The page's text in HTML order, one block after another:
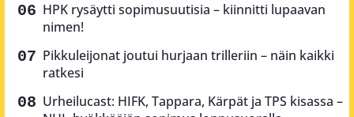
HPK rysäytti sopimusuutisia – kiinnitti lupaavan
nimen!
Pikkuleijonat joutui hurjaan trilleriin – näin kaikki
ratkesi
Urheilucast: HIFK, Tappara, Kärpät ja TPS kisassa –